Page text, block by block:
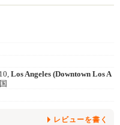
Los Angeles (Downtown Los A
レビューを書く